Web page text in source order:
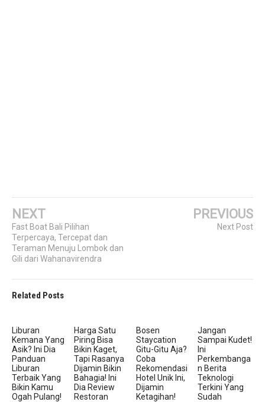
NEXT
Fast Boat Bali Pilihan
Terpercaya, Tercepat dan
Teraman Menuju Lombok dan
Gili dari Wahanavirendra
PREVIOUS
Next Post
Related Posts
Liburan
Kemana Yang
Asik? Ini Dia
Panduan
Liburan
Terbaik Yang
Bikin Kamu
Ogah Pulang!
Harga Satu
Piring Bisa
Bikin Kaget,
Tapi Rasanya
Dijamin Bikin
Bahagia! Ini
Dia Review
Restoran
Bosen
Staycation
Gitu-Gitu Aja?
Coba
Rekomendasi
Hotel Unik Ini,
Dijamin
Ketagihan!
Jangan
Sampai Kudet!
Ini
Perkembanga
N Berita
Teknologi
Terkini Yang
Sudah